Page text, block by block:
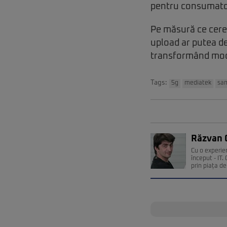
pentru
Pe măsură ce
upload ar putea
transformând
Tags: 5g mediatek
Răzvan
Cu o
început - IT.
prin piața